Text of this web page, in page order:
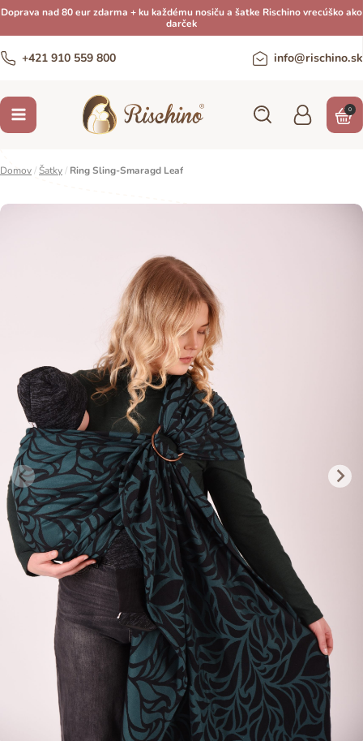
Doprava nad 80 eur zdarma + ku každému nosiču a šatke Rischino vrecúško ako
darček
+421 910 559 800 info@rischino.sk
0
Domov/ Šatky/ Ring Sling-Smaragd Leaf